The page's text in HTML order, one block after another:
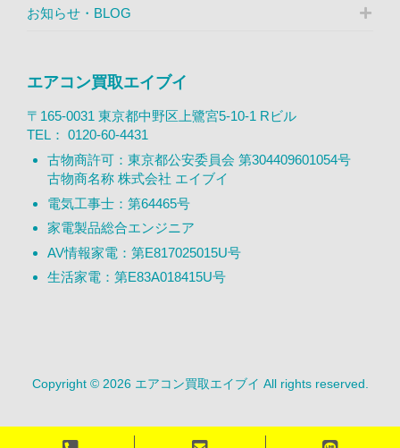
お知らせ・BLOG
エアコン買取エイブイ
〒165-0031 東京都中野区上鷺宮5-10-1 Rビル
TEL： 0120-60-4431
古物商許可：東京都公安委員会 第304409601054号
古物商名称 株式会社 エイブイ
電気工事士：第64465号
家電製品総合エンジニア
AV情報家電：第E817025015U号
生活家電：第E83A018415U号
Copyright © 2026 エアコン買取エイブイ All rights reserved.